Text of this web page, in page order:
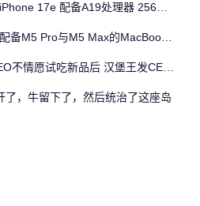
17e 配备A19处理器 256GB容量起步 刘海屏依旧
Pro与M5 Max的MacBook Pro 本地AI能力再升级
愿试吃新品后 汉堡王发CEO狠咬皇堡视频借势营销
了，牛留下了，然后统治了这座岛